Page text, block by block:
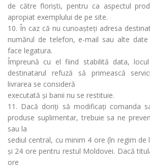
de către floriști, pentru ca aspectul
apropiat exemplului de pe site.
10. În caz că nu cunoașteți adresa
numărul de telefon, e-mail sau alte
face legatura.
Împreună cu el fiind stabilită data,
destinatarul refuză să primească
livrarea se consideră
executată și banii nu se restituie.
11. Dacă doriți să modificați comanda
produse suplimentar, trebuie sa ne
sau la
sediul central, cu minim 4 ore (în regim de
și 24 ore pentru restul Moldovei. Dacă
ore